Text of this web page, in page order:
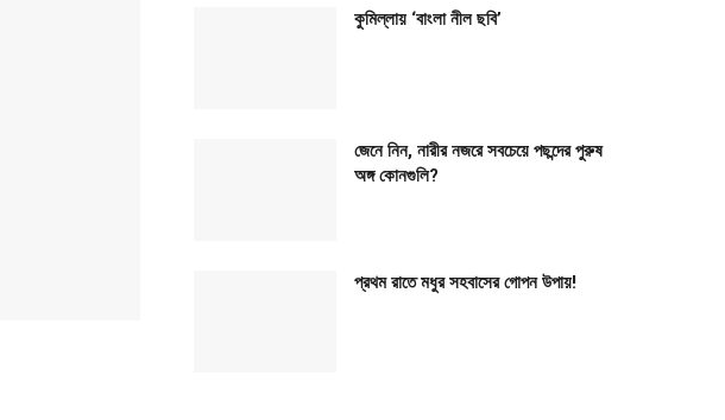
কুমিল্লায় ‘বাংলা নীল ছবি’
জেনে নিন, নারীর নজরে সবচেয়ে পছন্দের পুরুষ
অঙ্গ কোনগুলি?
প্রথম রাতে মধুর সহবাসের গোপন উপায়!